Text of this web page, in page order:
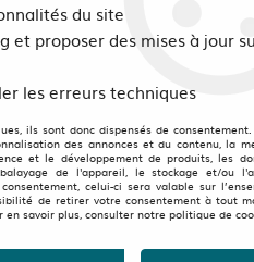
Pour les
LILALILOU
T Shirt Medusa
3Avis Donnez
du site
et proposer des mises à jour
les erreurs techniques
ils sont donc dispensés de
des annonces et du contenu, la
et le développement de produits, les
de l'appareil, le stockage et/ou
celui-ci sera valable sur
de retirer votre consentement à tout
savoir plus, consulter notre politique de